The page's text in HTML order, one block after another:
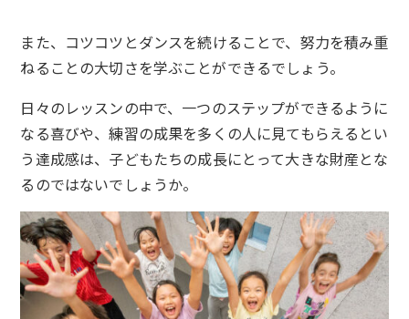
また、コツコツとダンスを続けることで、努力を積み重
ねることの大切さを学ぶことができるでしょう。
日々のレッスンの中で、一つのステップができるように
なる喜びや、練習の成果を多くの人に見てもらえるとい
う達成感は、子どもたちの成長にとって大きな財産とな
るのではないでしょうか。